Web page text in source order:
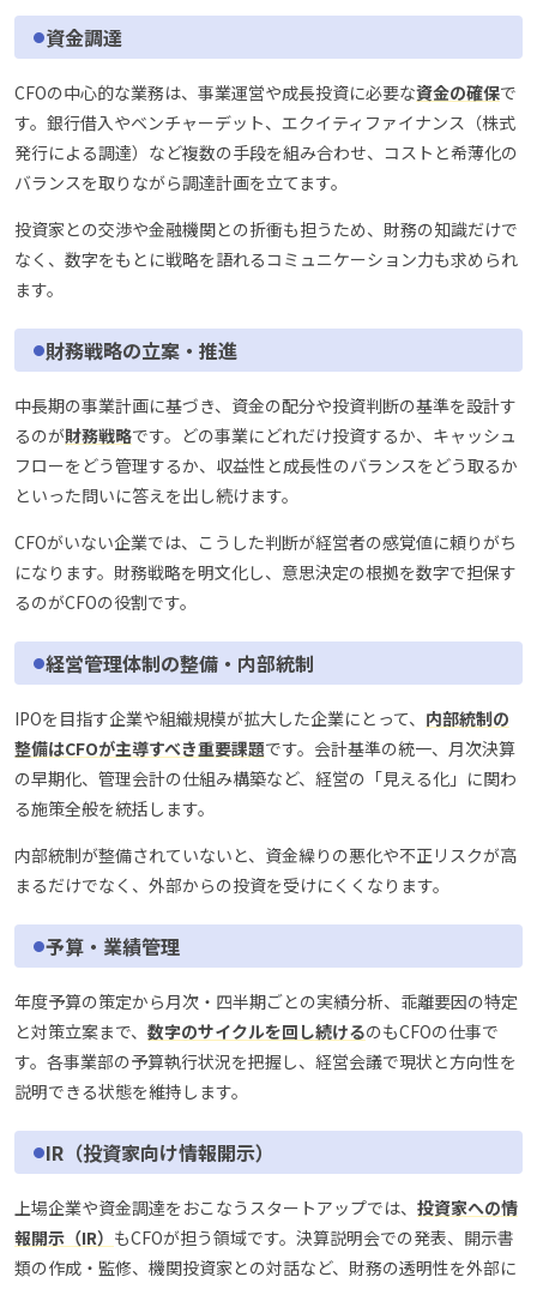
資金調達
CFOの中心的な業務は、事業運営や成長投資に必要な資金の確保で
す。銀行借入やベンチャーデット、エクイティファイナンス（株式
発行による調達）など複数の手段を組み合わせ、コストと希薄化の
バランスを取りながら調達計画を立てます。
投資家との交渉や金融機関との折衝も担うため、財務の知識だけで
なく、数字をもとに戦略を語れるコミュニケーション力も求められ
ます。
財務戦略の立案・推進
中長期の事業計画に基づき、資金の配分や投資判断の基準を設計す
るのが財務戦略です。どの事業にどれだけ投資するか、キャッシュ
フローをどう管理するか、収益性と成長性のバランスをどう取るか
といった問いに答えを出し続けます。
CFOがいない企業では、こうした判断が経営者の感覚値に頼りがち
になります。財務戦略を明文化し、意思決定の根拠を数字で担保す
るのがCFOの役割です。
経営管理体制の整備・内部統制
IPOを目指す企業や組織規模が拡大した企業にとって、 内部統制の
整備はCFOが主導すべき重要課題です。会計基準の統一、月次決算
の早期化、管理会計の仕組み構築など、経営の「見える化」に関わ
る施策全般を統括します。
内部統制が整備されていないと、資金繰りの悪化や不正リスクが高
まるだけでなく、外部からの投資を受けにくくなります。
予算・業績管理
年度予算の策定から月次・四半期ごとの実績分析、乖離要因の特定
と対策立案まで、 数字のサイクルを回し続けるのもCFOの仕事で
す。各事業部の予算執行状況を把握し、経営会議で現状と方向性を
説明できる状態を維持します。
IR（投資家向け情報開示）
上場企業や資金調達をおこなうスタートアップでは、 投資家への情
報開示（IR） もCFOが担う領域です。決算説明会での発表、開示書
類の作成・監修、機関投資家との対話など、財務の透明性を外部に